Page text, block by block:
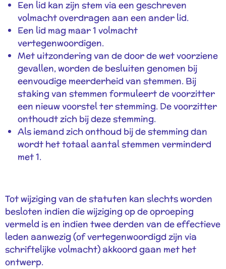
Een lid kan zijn stem via een geschreven
volmacht overdragen aan een ander lid.
Een lid mag maar 1 volmacht
vertegenwoordigen.
Met uitzondering van de door de wet voorziene
gevallen, worden de besluiten genomen bij
eenvoudige meerderheid van stemmen. Bij
staking van stemmen formuleert de voorzitter
een nieuw voorstel ter stemming. De voorzitter
onthoudt zich bij deze stemming.
Als iemand zich onthoud bij de stemming dan
wordt het totaal aantal stemmen verminderd
met 1.
Tot wijziging van de statuten kan slechts worden
besloten indien die wijziging op de oproeping
vermeld is en indien twee derden van de effectieve
leden aanwezig (of vertegenwoordigd zijn via
schriftelijke volmacht) akkoord gaan met het
ontwerp.